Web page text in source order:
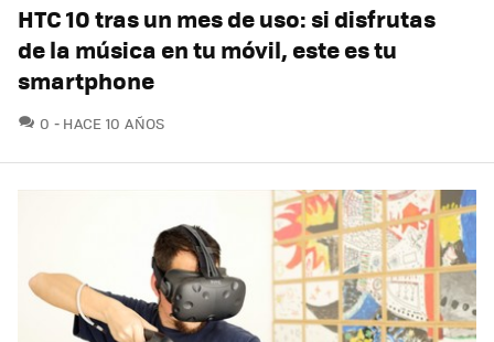
HTC 10 tras un mes de uso: si disfrutas
de la música en tu móvil, este es tu
smartphone
0 COMENTARIOS
HACE 10 AÑOS